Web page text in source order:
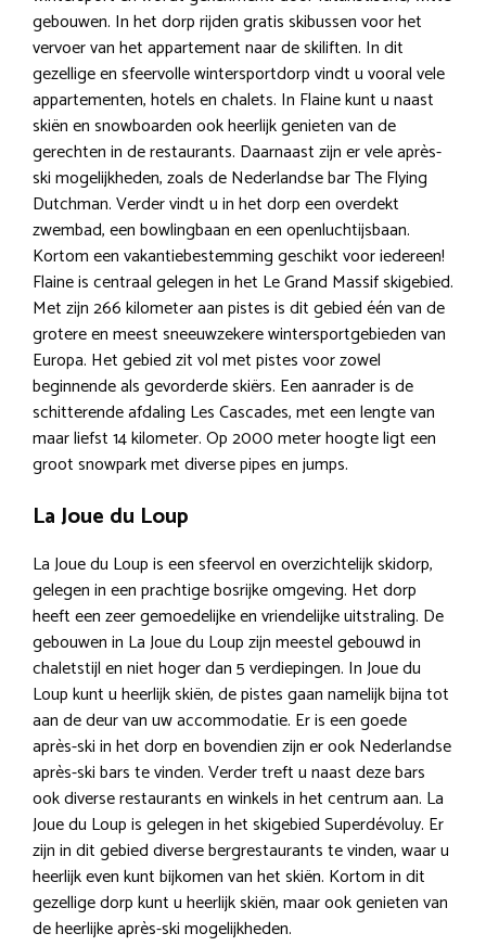
gebouwen. In het dorp rijden gratis skibussen voor het
vervoer van het appartement naar de skiliften. In dit
gezellige en sfeervolle wintersportdorp vindt u vooral vele
appartementen, hotels en chalets. In Flaine kunt u naast
skiën en snowboarden ook heerlijk genieten van de
gerechten in de restaurants. Daarnaast zijn er vele après-
ski mogelijkheden, zoals de Nederlandse bar The Flying
Dutchman. Verder vindt u in het dorp een overdekt
zwembad, een bowlingbaan en een openluchtijsbaan.
Kortom een vakantiebestemming geschikt voor iedereen!
Flaine is centraal gelegen in het Le Grand Massif skigebied.
Met zijn 266 kilometer aan pistes is dit gebied één van de
grotere en meest sneeuwzekere wintersportgebieden van
Europa. Het gebied zit vol met pistes voor zowel
beginnende als gevorderde skiërs. Een aanrader is de
schitterende afdaling Les Cascades, met een lengte van
maar liefst 14 kilometer. Op 2000 meter hoogte ligt een
groot snowpark met diverse pipes en jumps.
La Joue du Loup
La Joue du Loup is een sfeervol en overzichtelijk skidorp,
gelegen in een prachtige bosrijke omgeving. Het dorp
heeft een zeer gemoedelijke en vriendelijke uitstraling. De
gebouwen in La Joue du Loup zijn meestel gebouwd in
chaletstijl en niet hoger dan 5 verdiepingen. In Joue du
Loup kunt u heerlijk skiën, de pistes gaan namelijk bijna tot
aan de deur van uw accommodatie. Er is een goede
après-ski in het dorp en bovendien zijn er ook Nederlandse
après-ski bars te vinden. Verder treft u naast deze bars
ook diverse restaurants en winkels in het centrum aan. La
Joue du Loup is gelegen in het skigebied Superdévoluy. Er
zijn in dit gebied diverse bergrestaurants te vinden, waar u
heerlijk even kunt bijkomen van het skiën. Kortom in dit
gezellige dorp kunt u heerlijk skiën, maar ook genieten van
de heerlijke après-ski mogelijkheden.